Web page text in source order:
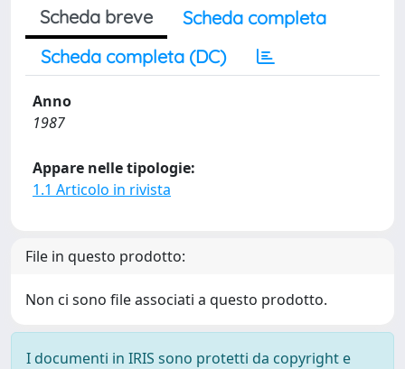
Scheda breve
Scheda completa
Scheda completa (DC)
Anno
1987
Appare nelle tipologie:
1.1 Articolo in rivista
File in questo prodotto:
Non ci sono file associati a questo prodotto.
I documenti in IRIS sono protetti da copyright e